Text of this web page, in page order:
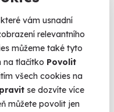
vám usnadní
relevantního
můžeme také tyto
na tlačítko Povolit
všech cookies na
se dozvíte více
můžete povolit jen